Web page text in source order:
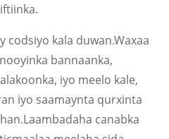
codsiyo kala duwan.Waxaa
bannaanka,
iyo meelo kale,
iyo saamaynta qurxinta
canabka